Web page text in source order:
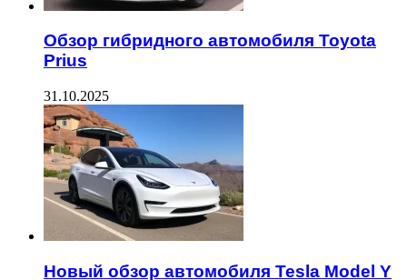
Обзор гибридного автомобиля Toyota
Prius
31.10.2025
Новый обзор автомобиля Tesla Model Y